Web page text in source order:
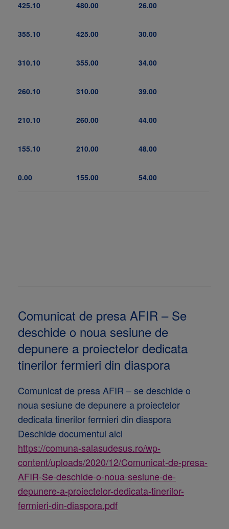
425.10 480.00 26.00
355.10 425.00 30.00
310.10 355.00 34.00
260.10 310.00 39.00
210.10 260.00 44.00
155.10 210.00 48.00
0.00 155.00 54.00
Comunicat de presa AFIR – Se
deschide o noua sesiune de
depunere a proiectelor dedicata
tinerilor fermieri din diaspora
Comunicat de presa AFIR – se deschide o
noua sesiune de depunere a proiectelor
dedicata tinerilor fermieri din diaspora
Deschide documentul aici
https://comuna-salasudesus.ro/wp-
content/uploads/2020/12/Comunicat-de-presa-
AFIR-Se-deschide-o-noua-sesiune-de-
depunere-a-proiectelor-dedicata-tinerilor-
fermieri-din-diaspora.pdf